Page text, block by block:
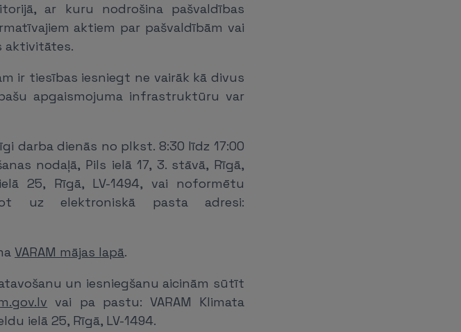
ar kuru nodrošina pašvaldības
aktiem par pašvaldībām vai
aktivitātes.
ir tiesības iesniegt ne vairāk kā divus
apgaismojuma infrastruktūru var
darba dienās no plkst. 8:30 līdz 17:00
nodaļā, Pils ielā 17, 3. stāvā, Rīgā,
25, Rīgā, LV-1494, vai noformētu
uz elektroniskā pasta adresi:
VARAM mājas lapā.
un iesniegšanu aicinām sūtīt
vai pa pastu: VARAM Klimata
ielā 25, Rīgā, LV-1494.